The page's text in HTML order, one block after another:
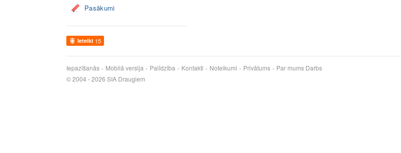
Pasākumi
Ieteikt 15
Iepazīšanās Mobilā versija Palīdzība Kontakti Noteikumi Privātums Par mums Darbs
© 2004 - 2026 SIA Draugiem